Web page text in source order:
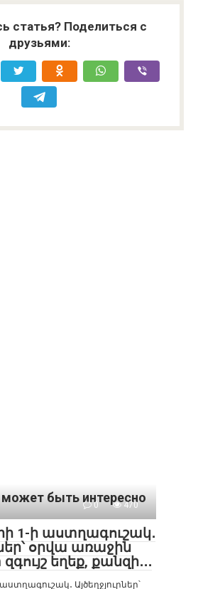
статья? Поделиться с
друзьями:
быть интересно
0 470
1-ի աստղագուշակ․
օրվա առաջին
եղեք, քանզի․․․
Այծեղջյուրներ՝